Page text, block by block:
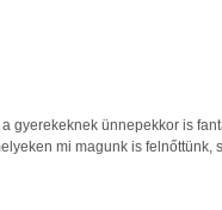
a gyerekeknek ünnepekkor is
mi magunk is felnőttünk,